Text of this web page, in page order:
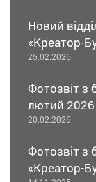
Новий
«Креатор-
25.02.2026
Фотозвіт з
лютий 2026
20.02.2026
Фотозвіт з
«Креатор-